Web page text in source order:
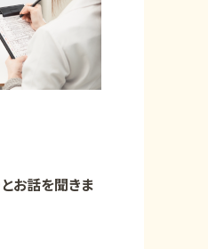
お話を聞きま